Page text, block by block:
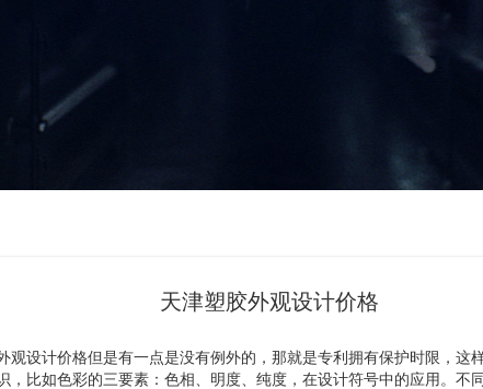
天津塑胶外观设计价格
设计价格但是有一点是没有例外的，那就是专利拥有保护时限，这
比如色彩的三要素：色相、明度、纯度，在设计符号中的应用。